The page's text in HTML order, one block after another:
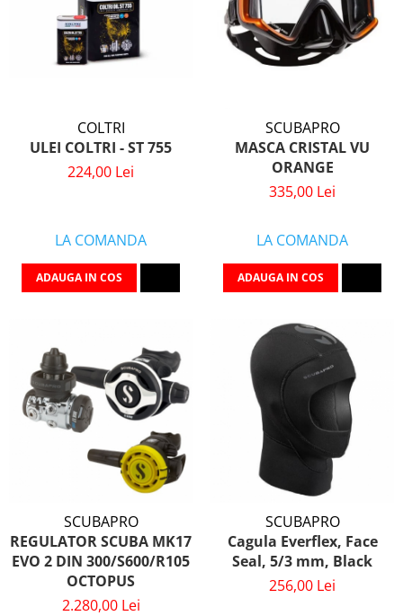
COLTRI
ULEI COLTRI - ST 755
224,00 Lei
LA COMANDA
ADAUGA IN COS
SCUBAPRO
MASCA CRISTAL VU
ORANGE
335,00 Lei
LA COMANDA
ADAUGA IN COS
SCUBAPRO
REGULATOR SCUBA MK17
EVO 2 DIN 300/S600/R105
OCTOPUS
2.280,00 Lei
SCUBAPRO
Cagula Everflex, Face
Seal, 5/3 mm, Black
256,00 Lei